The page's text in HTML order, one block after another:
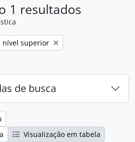
1 resultados
nível superior
de busca
Visualização em tabela